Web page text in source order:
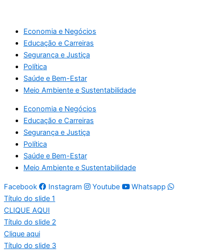
Economia e Negócios
Educação e Carreiras
Segurança e Justiça
Política
Saúde e Bem-Estar
Meio Ambiente e Sustentabilidade
Economia e Negócios
Educação e Carreiras
Segurança e Justiça
Política
Saúde e Bem-Estar
Meio Ambiente e Sustentabilidade
Facebook Instagram Youtube
Whatsapp
Título do slide 1
CLIQUE AQUI
Título do slide 2
Clique aqui
Título do slide 3